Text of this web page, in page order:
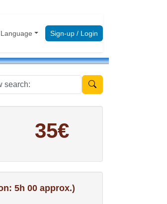
Language Sign-up / Login
New search:
35€
5h 00 approx.)